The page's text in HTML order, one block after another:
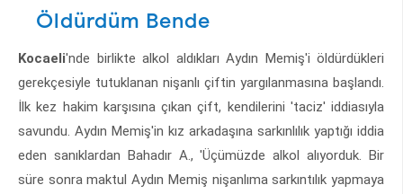
Öldürdüm Bende
Kocaeli'nde birlikte alkol aldıkları Aydın Memiş'i öldürdükleri
gerekçesiyle tutuklanan nişanlı çiftin yargılanmasına başlandı.
İlk kez hakim karşısına çıkan çift, kendilerini 'taciz' iddiasıyla
savundu. Aydın Memiş'in kız arkadaşına sarkınlılık yaptığı iddia
eden sanıklardan Bahadır A., 'Üçümüzde alkol alıyorduk. Bir
süre sonra maktul Aydın Memiş nişanlıma sarkıntılık yapmaya